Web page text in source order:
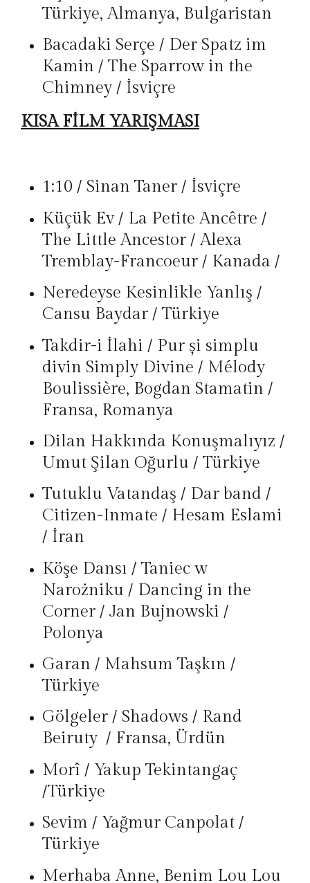
Türkiye, Almanya, Bulgaristan
Bacadaki Serçe / Der Spatz im
Kamin / The Sparrow in the
Chimney / İsviçre
KISA FİLM YARIŞMASI
1:10 / Sinan Taner / İsviçre
Küçük Ev / La Petite Ancêtre /
The Little Ancestor / Alexa
Tremblay-Francoeur / Kanada /
Neredeyse Kesinlikle Yanlış /
Cansu Baydar / Türkiye
Takdir-i İlahi / Pur și simplu
divin Simply Divine / Mélody
Boulissière, Bogdan Stamatin /
Fransa, Romanya
Dilan Hakkında Konuşmalıyız /
Umut Şilan Oğurlu / Türkiye
Tutuklu Vatandaş / Dar band /
Citizen-Inmate / Hesam Eslami
/ İran
Köşe Dansı / Taniec w
Narożniku / Dancing in the
Corner / Jan Bujnowski /
Polonya
Garan / Mahsum Taşkın /
Türkiye
Gölgeler / Shadows / Rand
Beiruty / Fransa, Ürdün
Morî / Yakup Tekintangaç
/Türkiye
Sevim / Yağmur Canpolat /
Türkiye
Merhaba Anne, Benim Lou Lou